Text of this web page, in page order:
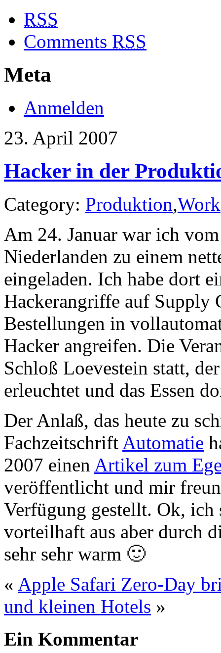
RSS
Comments RSS
Meta
Anmelden
23. April 2007
Hacker in der
Category: Produktion,Work
Am 24. Januar war ich
Niederlanden zu einem
eingeladen. Ich habe dort
Hackerangriffe auf Supply
Bestellungen in
Hacker angreifen. Die
Schloß Loevestein statt,
erleuchtet und das Essen
Der Anlaß, das heute zu
Fachzeitschrift Automatie
2007 einen Artikel zum
veröffentlicht und mir
Verfügung gestellt. Ok, ich
vorteilhaft aus aber durch
sehr sehr warm 🙂
« Apple Safari Zero-Day
und kleinen Hotels »
Ein Kommentar